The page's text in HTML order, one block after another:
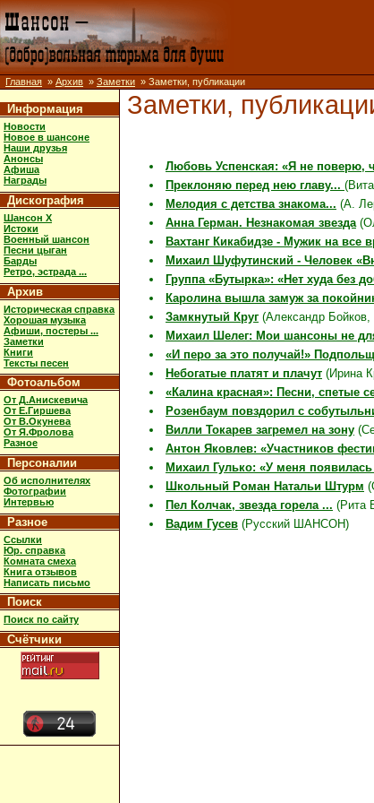
Главная » Архив » Заметки » Заметки, публикации
Информация
Новости
Новое в шансоне
Наши друзья
Анонсы
Афиша
Награды
Дискография
Шансон X
Истоки
Военный шансон
Песни цыган
Барды
Ретро, эстрада ...
Архив
Историческая справка
Хорошая музыка
Афиши, постеры ...
Заметки
Книги
Тексты песен
Фотоальбом
От Д.Анискевича
От Е.Гиршева
От В.Окунева
От Я.Фролова
Разное
Персоналии
Об исполнителях
Фотографии
Интервью
Разное
Ссылки
Юр. справка
Комната смеха
Книга отзывов
Написать письмо
Поиск
Поиск по сайту
Счётчики
Заметки,
Любовь Успенская: «Я не поверю,
Преклоняю перед нею главу...
Мелодия с детства знакома... (А.
Анна Герман. Незнакомая звезда
Вахтанг Кикабидзе - Мужик на все
Михаил Шуфутинский - Человек
Группа «Бутырка»: «Нет худа без
Каролина вышла замуж за
Замкнутый Круг (Александр Бойков,
Михаил Шелег: Мои шансоны не
«И перо за это получай!»
Небогатые платят и плачут (Ирина
«Калина красная»: Песни, спетые
Розенбаум повздорил с
Вилли Токарев загремел на зону
Антон Яковлев: «Участников
Михаил Гулько: «У меня
Школьный Роман Натальи Штурм
Пел Колчак, звезда горела ... (Рита
Вадим Гусев (Русский ШАНСОН)